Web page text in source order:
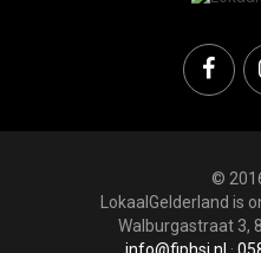
©
LokaalGelderland is
Walburgastraat 3,